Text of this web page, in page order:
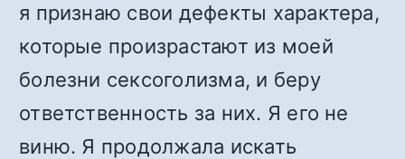
я признаю свои дефекты характера,
которые произрастают из моей
болезни сексоголизма, и беру
ответственность за них. Я его не
виню. Я продолжала искать